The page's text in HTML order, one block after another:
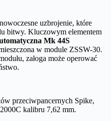
uzbrojenie, które
bitwy. Kluczowym elementem
Mk 44S
w module ZSSW-30.
załoga może operować
przeciwpancernych Spike,
kalibru 7,62 mm.